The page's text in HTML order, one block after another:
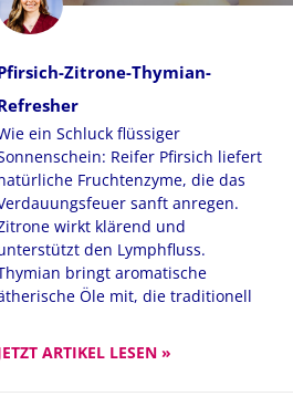
Zitrone-Thymian-
ein Schluck flüssiger
Reifer Pfirsich liefert
Fruchtenzyme, die das
sanft anregen.
wirkt klärend und
den Lymphfluss.
bringt aromatische
Öle mit, die traditionell
ARTIKEL LESEN »